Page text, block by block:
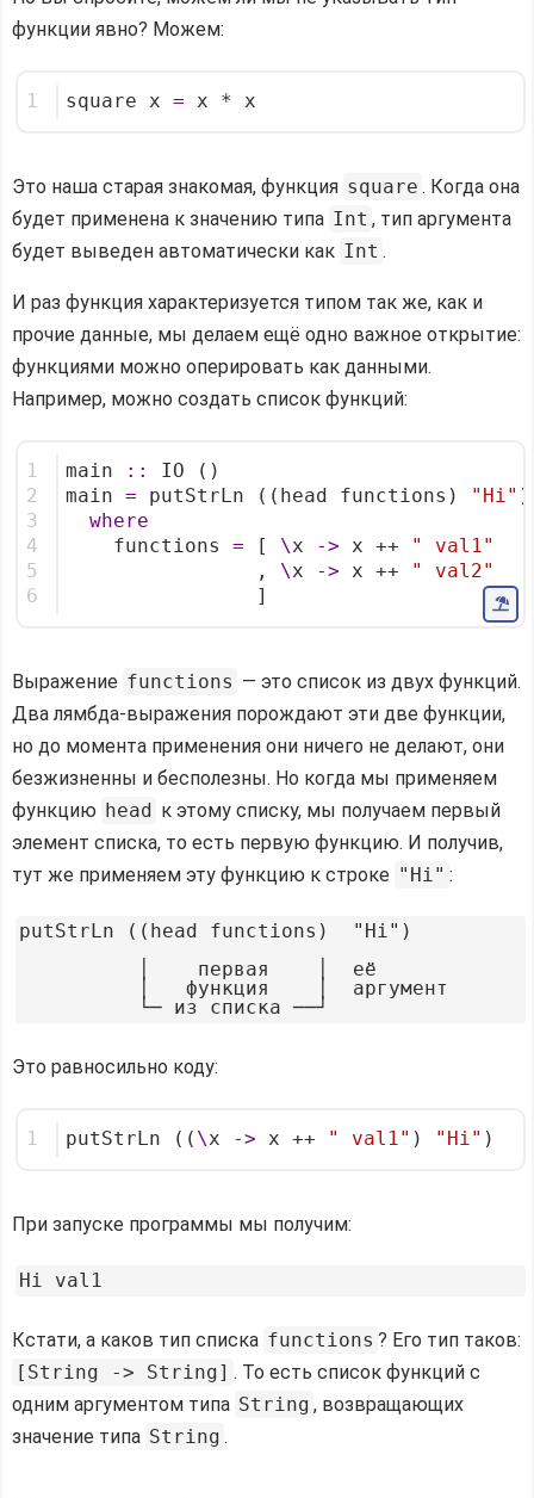
функции явно? Можем:
1 square x = x * x
Это наша старая знакомая, функция square . Когда она
будет применена к значению типа Int , тип аргумента
будет выведен автоматически как Int .
И раз функция характеризуется типом так же, как и
прочие данные, мы делаем ещё одно важное открытие:
функциями можно оперировать как данными.
Например, можно создать список функций:
1
2
3
4
5
6
main ::
IO ()
main = putStrLn ((head functions) "Hi" )
where
    functions
= \x -> x ++
" val1"
                ,
\x -> x ++
" val2"
Выражение functions — это список из двух функций.
Два лямбда-выражения порождают эти две функции,
но до момента применения они ничего не делают, они
безжизненны и бесполезны. Но когда мы применяем
функцию head к этому списку, мы получаем первый
элемент списка, то есть первую функцию. И получив,
тут же применяем эту функцию к строке "Hi" :
putStrLn ((head functions)  "Hi")
          │    первая    │  её
          │   функция    │  аргумент
Это равносильно коду:
1 putStrLn (( \x -> x ++ " val1" ) "Hi" )
При запуске программы мы получим:
Кстати, а каков тип списка functions ? Его тип таков:
[String -> String] . То есть список функций с
одним аргументом типа String , возвращающих
значение типа String .